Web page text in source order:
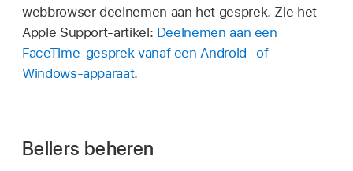
webbrowser deelnemen aan het gesprek. Zie het
Apple Support-artikel: Deelnemen aan een
FaceTime-gesprek vanaf een Android- of
Windows-apparaat.
Bellers beheren